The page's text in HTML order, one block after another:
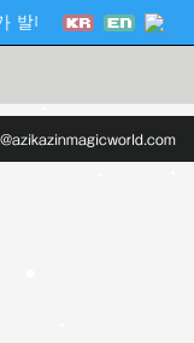
매되었습니다 !!